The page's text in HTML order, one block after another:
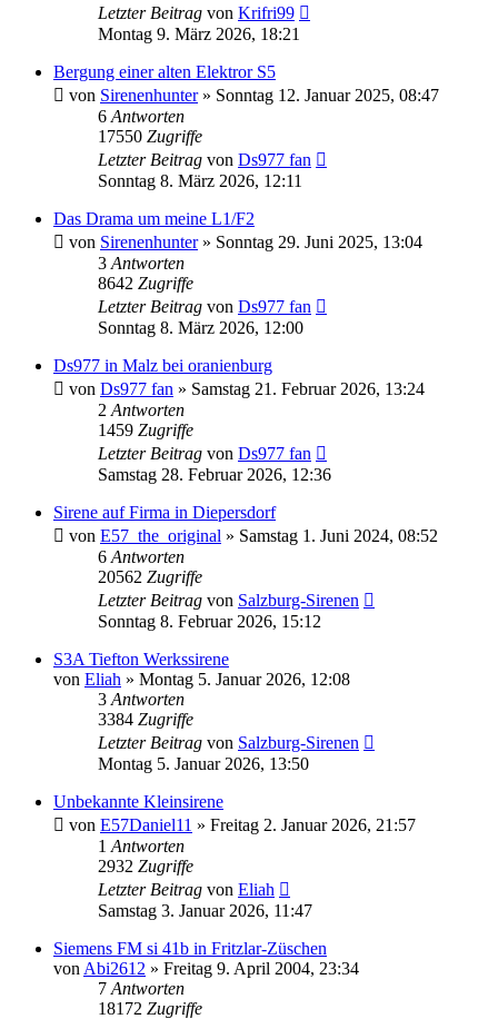
Letzter Beitrag von Krifri99
Montag 9. März 2026, 18:21
Bergung einer alten Elektror S5
von Sirenenhunter» Sonntag 12. Januar 2025, 08:47
6 Antworten
17550 Zugriffe
Letzter Beitrag von Ds977 fan
Sonntag 8. März 2026, 12:11
Das Drama um meine L1/F2
von Sirenenhunter» Sonntag 29. Juni 2025, 13:04
3 Antworten
8642 Zugriffe
Letzter Beitrag von Ds977 fan
Sonntag 8. März 2026, 12:00
Ds977 in Malz bei oranienburg
von Ds977 fan » Samstag 21. Februar 2026, 13:24
2 Antworten
1459 Zugriffe
Letzter Beitrag von Ds977 fan
Samstag 28. Februar 2026, 12:36
Sirene auf Firma in Diepersdorf
von E57_the_original » Samstag 1. Juni 2024, 08:52
6 Antworten
20562 Zugriffe
Letzter Beitrag von Salzburg-Sirenen
Sonntag 8. Februar 2026, 15:12
S3A Tiefton Werkssirene
von Eliah » Montag 5. Januar 2026, 12:08
3 Antworten
3384 Zugriffe
Letzter Beitrag von Salzburg-Sirenen
Montag 5. Januar 2026, 13:50
Unbekannte Kleinsirene
von E57Daniel11 » Freitag 2. Januar 2026, 21:57
1 Antworten
2932 Zugriffe
Letzter Beitrag von Eliah
Samstag 3. Januar 2026, 11:47
Siemens FM si 41b in Fritzlar-Züschen
von Abi2612 » Freitag 9. April 2004, 23:34
7 Antworten
18172 Zugriffe